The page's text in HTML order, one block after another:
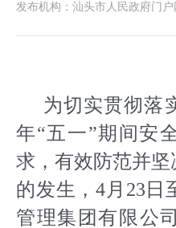
发布机构： 汕头市人民政府门户
为切实贯彻落
年“五一”期间安
求，有效防范并
的发生，4月23日
管理集团有限公